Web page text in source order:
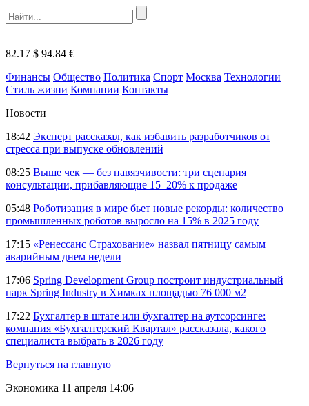
82.17 $ 94.84 €
Финансы Общество Политика Спорт Москва Технологии
Стиль жизни Компании Контакты
Новости
18:42 Эксперт рассказал, как избавить разработчиков от
стресса при выпуске обновлений
08:25 Выше чек — без навязчивости: три сценария
консультации, прибавляющие 15–20% к продаже
05:48 Роботизация в мире бьет новые рекорды: количество
промышленных роботов выросло на 15% в 2025 году
17:15 «Ренессанс Страхование» назвал пятницу самым
аварийным днем недели
17:06 Spring Development Group построит индустриальный
парк Spring Industry в Химках площадью 76 000 м2
17:22 Бухгалтер в штате или бухгалтер на аутсорсинге:
компания «Бухгалтерский Квартал» рассказала, какого
специалиста выбрать в 2026 году
Вернуться на главную
Экономика 11 апреля 14:06